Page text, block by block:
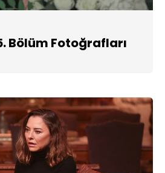
Bölüm Fotoğrafları